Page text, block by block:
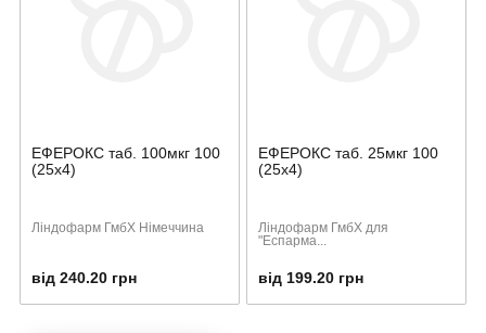
ЕФЕРОКС таб. 100мкг 100
(25х4)
Ліндофарм ГмбХ Німеччина
від 240.20 грн
ЕФЕРОКС таб. 25мкг 100
(25х4)
Ліндофарм ГмбХ для
"Еспарма...
від 199.20 грн